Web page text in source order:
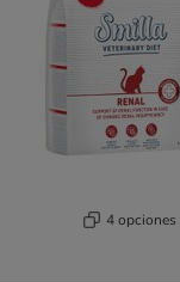
4 opciones